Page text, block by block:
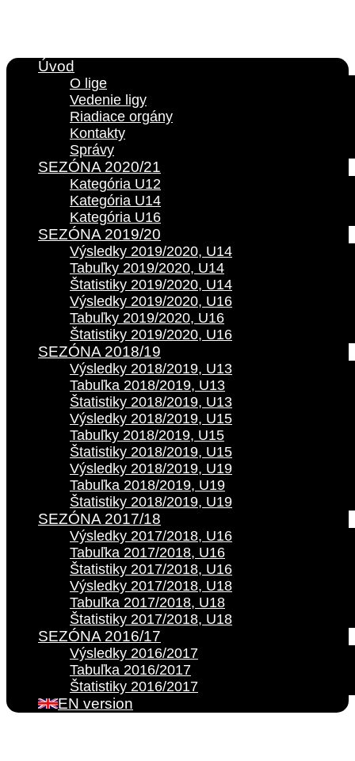
Úvod
O lige
Vedenie ligy
Riadiace orgány
Kontakty
Správy
SEZÓNA 2020/21
Kategória U12
Kategória U14
Kategória U16
SEZÓNA 2019/20
Výsledky 2019/2020, U14
Tabuľky 2019/2020, U14
Štatistiky 2019/2020, U14
Výsledky 2019/2020, U16
Tabuľky 2019/2020, U16
Štatistiky 2019/2020, U16
SEZÓNA 2018/19
Výsledky 2018/2019, U13
Tabuľka 2018/2019, U13
Štatistiky 2018/2019, U13
Výsledky 2018/2019, U15
Tabuľky 2018/2019, U15
Štatistiky 2018/2019, U15
Výsledky 2018/2019, U19
Tabuľka 2018/2019, U19
Štatistiky 2018/2019, U19
SEZÓNA 2017/18
Výsledky 2017/2018, U16
Tabuľka 2017/2018, U16
Štatistiky 2017/2018, U16
Výsledky 2017/2018, U18
Tabuľka 2017/2018, U18
Štatistiky 2017/2018, U18
SEZÓNA 2016/17
Výsledky 2016/2017
Tabuľka 2016/2017
Štatistiky 2016/2017
EN version